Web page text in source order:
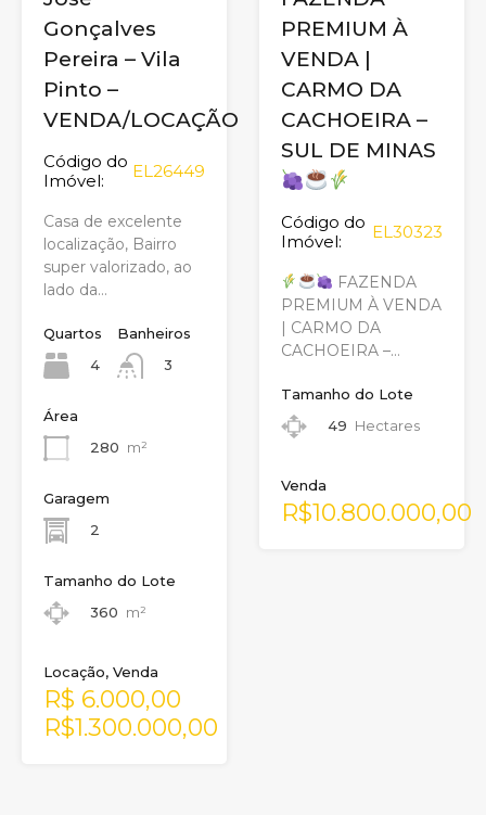
Gonçalves
Pereira – Vila
Pinto –
VENDA/LOCAÇÃO
Código do
Imóvel:
EL26449
Casa de excelente
localização, Bairro
super valorizado, ao
lado da…
Quartos
4
Banheiros
3
Área
280 m²
Garagem
2
Tamanho do Lote
360 m²
Locação, Venda
R$ 6.000,00
R$1.300.000,00
PREMIUM À
VENDA |
CARMO DA
CACHOEIRA –
SUL DE MINAS
Código do
Imóvel:
EL30323
FAZENDA
PREMIUM À VENDA
| CARMO DA
CACHOEIRA –…
Tamanho do Lote
49 Hectares
Venda
R$10.800.000,00